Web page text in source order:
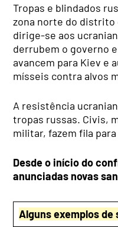
Tropas e blindados
zona norte do distrito
dirige-se aos
derrubem o governo
avancem para Kiev e
mísseis contra alvos
A resistência
tropas russas. Civis,
militar, fazem fila
Desde o início do
anunciadas novas
Alguns exemplos de